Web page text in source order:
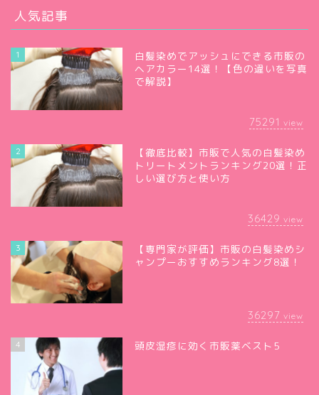
人気記事
1
白髪染めでアッシュにできる市販の
ヘアカラー14選！【色の違いを写真
で解説】
75291 view
2
【徹底比較】市販で人気の白髪染め
トリートメントランキング20選！正
しい選び方と使い方
36429 view
3
【専門家が評価】市販の白髪染めシ
ャンプーおすすめランキング8選！
36297 view
4 頭皮湿疹に効く市販薬ベスト5